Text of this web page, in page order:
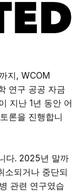
지, WCOM
연구 공공 자금
지난 1년 동안 어
론을 진행합니
다. 2025년 말까
소되거나 중단되
관련 연구였습